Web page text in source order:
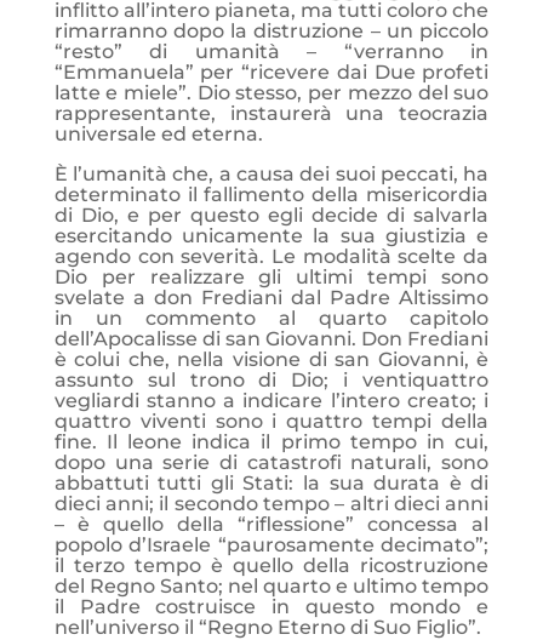
inflitto all’intero pianeta, ma tutti coloro che
rimarranno dopo la distruzione – un piccolo
“resto” di umanità – “verranno in
“Emmanuela” per “ricevere dai Due profeti
latte e miele”. Dio stesso, per mezzo del suo
rappresentante, instaurerà una teocrazia
universale ed eterna.
È l’umanità che, a causa dei suoi peccati, ha
determinato il fallimento della misericordia
di Dio, e per questo egli decide di salvarla
esercitando unicamente la sua giustizia e
agendo con severità. Le modalità scelte da
Dio per realizzare gli ultimi tempi sono
svelate a don Frediani dal Padre Altissimo
in un commento al quarto capitolo
dell’Apocalisse di san Giovanni. Don Frediani
è colui che, nella visione di san Giovanni, è
assunto sul trono di Dio; i ventiquattro
vegliardi stanno a indicare l’intero creato; i
quattro viventi sono i quattro tempi della
fine. Il leone indica il primo tempo in cui,
dopo una serie di catastrofi naturali, sono
abbattuti tutti gli Stati: la sua durata è di
dieci anni; il secondo tempo – altri dieci anni
– è quello della “riflessione” concessa al
popolo d’Israele “paurosamente decimato”;
il terzo tempo è quello della ricostruzione
del Regno Santo; nel quarto e ultimo tempo
il Padre costruisce in questo mondo e
nell’universo il “Regno Eterno di Suo Figlio”.